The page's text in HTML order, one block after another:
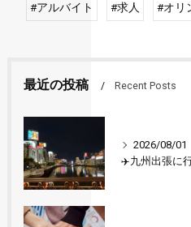
#アルバイト #求人 #オリ
最近の投稿 Recent Posts
2026/08/01
✈️九州出張に